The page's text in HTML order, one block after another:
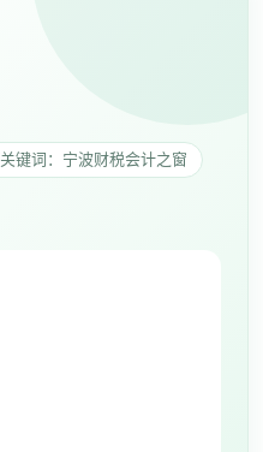
键词：宁波财税会计之窗